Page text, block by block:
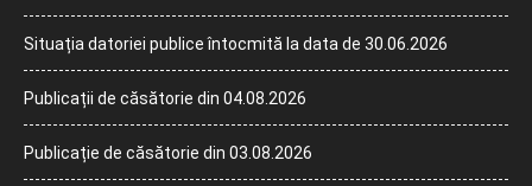
Situația datoriei publice întocmită la data de 30.06.2026
Publicații de căsătorie din 04.08.2026
Publicație de căsătorie din 03.08.2026